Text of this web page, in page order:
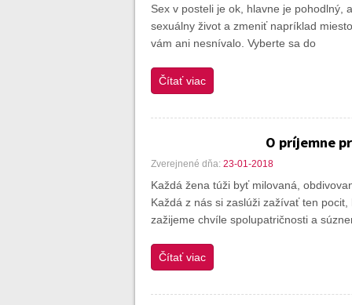
Sex v posteli je ok, hlavne je pohodlný,
sexuálny život a zmeniť napríklad
vám ani nesnívalo. Vyberte sa do
Čítať viac
O príjemne
Zverejnené dňa: 23-01-2018
Každá žena túži byť milovaná,
Každá z nás si zaslúži zažívať ten
zažijeme chvíle spolupatričnosti a
Čítať viac